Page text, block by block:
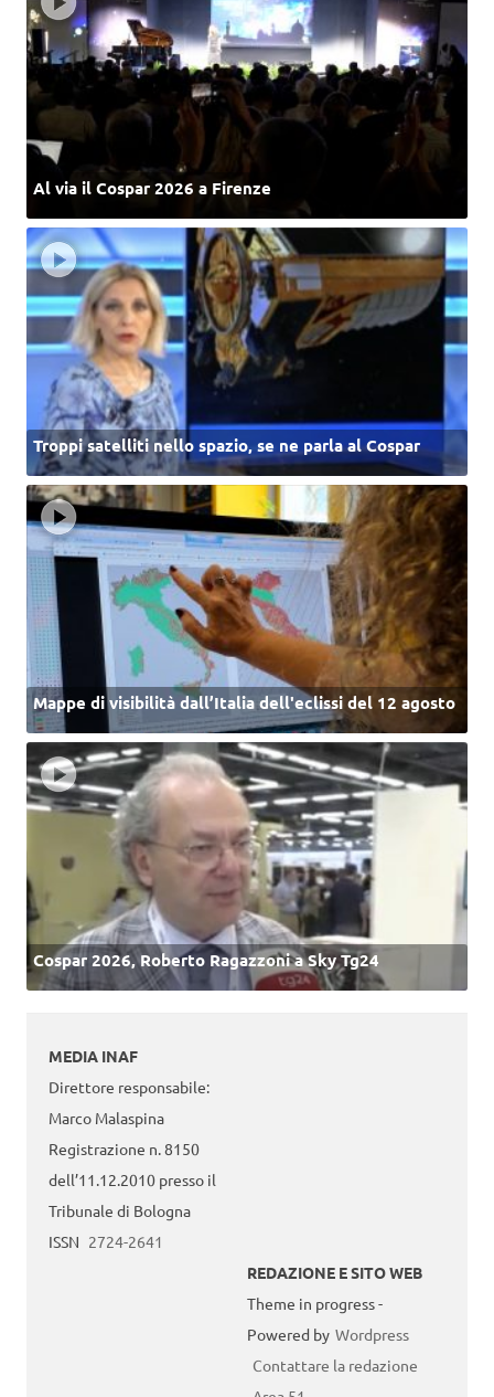
Al via il Cospar 2026 a Firenze
Troppi satelliti nello spazio, se ne parla al Cospar
Mappe di visibilità dall’Italia dell'eclissi del 12 agosto
Cospar 2026, Roberto Ragazzoni a Sky Tg24
MEDIA INAF
Direttore responsabile:
Marco Malaspina
Registrazione n. 8150
dell’11.12.2010 presso il
Tribunale di Bologna
ISSN 2724-2641
REDAZIONE E SITO WEB
Theme in progress -
Powered by Wordpress
Contattare la redazione